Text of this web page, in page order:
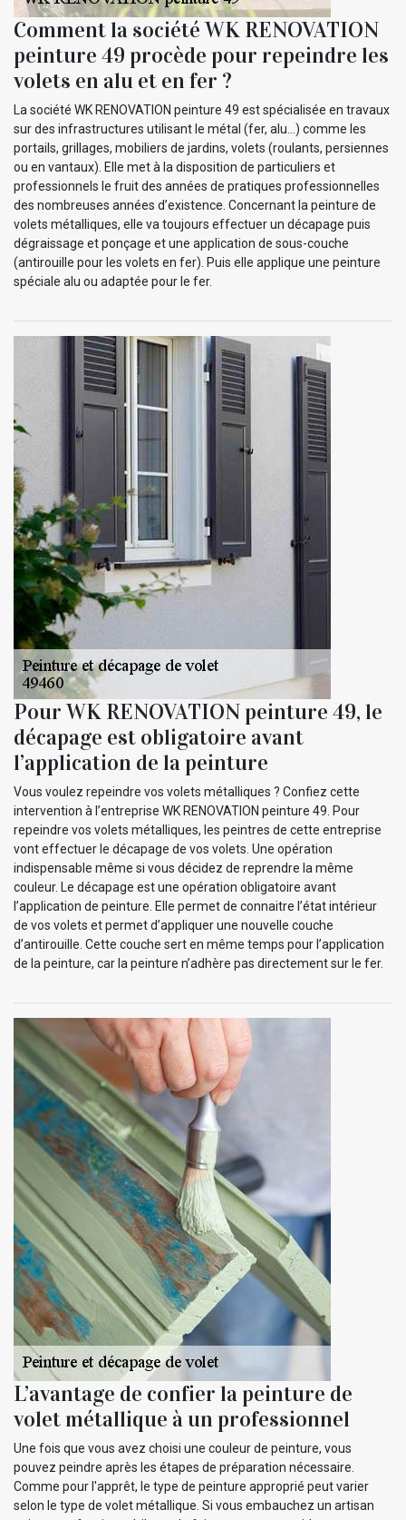
Comment la société WK RENOVATION
peinture 49 procède pour repeindre les
volets en alu et en fer ?
La société WK RENOVATION peinture 49 est spécialisée en travaux
sur des infrastructures utilisant le métal (fer, alu…) comme les
portails, grillages, mobiliers de jardins, volets (roulants, persiennes
ou en vantaux). Elle met à la disposition de particuliers et
professionnels le fruit des années de pratiques professionnelles
des nombreuses années d’existence. Concernant la peinture de
volets métalliques, elle va toujours effectuer un décapage puis
dégraissage et ponçage et une application de sous-couche
(antirouille pour les volets en fer). Puis elle applique une peinture
spéciale alu ou adaptée pour le fer.
Pour WK RENOVATION peinture 49, le
décapage est obligatoire avant
l’application de la peinture
Vous voulez repeindre vos volets métalliques ? Confiez cette
intervention à l’entreprise WK RENOVATION peinture 49. Pour
repeindre vos volets métalliques, les peintres de cette entreprise
vont effectuer le décapage de vos volets. Une opération
indispensable même si vous décidez de reprendre la même
couleur. Le décapage est une opération obligatoire avant
l’application de peinture. Elle permet de connaitre l’état intérieur
de vos volets et permet d’appliquer une nouvelle couche
d’antirouille. Cette couche sert en même temps pour l’application
de la peinture, car la peinture n’adhère pas directement sur le fer.
L’avantage de confier la peinture de
volet métallique à un professionnel
Une fois que vous avez choisi une couleur de peinture, vous
pouvez peindre après les étapes de préparation nécessaire.
Comme pour l'apprêt, le type de peinture approprié peut varier
selon le type de volet métallique. Si vous embauchez un artisan